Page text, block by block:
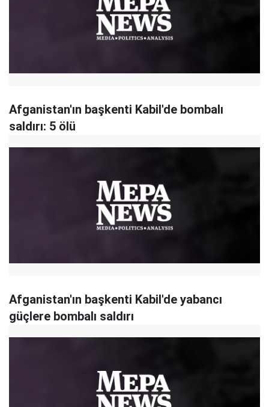
Afganistan'ın başkenti Kabil'de bombalı
saldırı: 5 ölü
Afganistan'ın başkenti Kabil'de yabancı
güçlere bombalı saldırı